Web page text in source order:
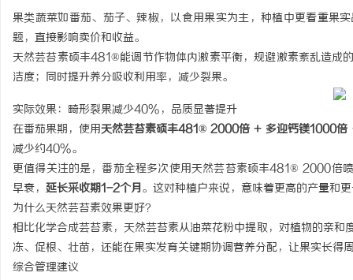
果类蔬菜如番茄、茄子、辣椒，以食用果实为主，种植中更看重果
题，直接影响卖价和收益。
天然芸苔素硕丰481®能调节作物体内激素平衡，规避激素紊乱造成
洁度；同时提升养分吸收利用率，减少裂果。
实际效果：畸形裂果减少40%，品质显著提升
在番茄果期，使用天然芸苔素硕丰481® 2000倍 + 多迎钙镁1000倍
减少约40%。
更值得关注的是，番茄全程多次使用天然芸苔素硕丰481® 2000倍
早衰， 延长采收期1-2个月。这对种植户来说，意味着更高的产量和
为什么天然芸苔素效果更好？
相比化学合成芸苔素，天然芸苔素从油菜花粉中提取，对植物的亲
冻、促根、壮苗，还能在果实发育关键期协调营养分配，让果实长得
综合管理建议